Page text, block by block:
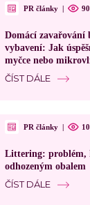
PR články |
Domácí zavařování
vybavení: Jak
myčce nebo
ČÍST DÁLE
PR články |
Littering: problém,
odhozeným obalem
ČÍST DÁLE